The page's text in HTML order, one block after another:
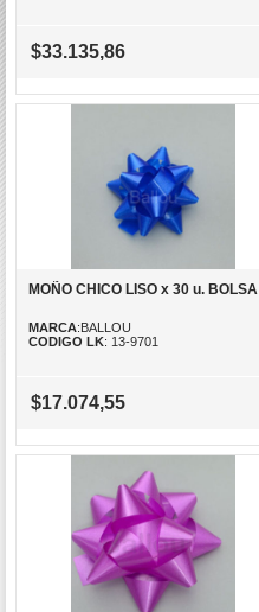
$33.135,86
MOÑO CHICO LISO x 30 u. BOLSA
MARCA:BALLOU
CODIGO LK: 13-9701
$17.074,55